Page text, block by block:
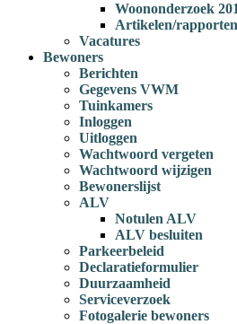
Woononderzoek
Artikelen/rapporten
Vacatures
Bewoners
Berichten
Gegevens VWM
Tuinkamers
Inloggen
Uitloggen
Wachtwoord vergeten
Wachtwoord wijzigen
Bewonerslijst
ALV
Notulen ALV
ALV besluiten
Parkeerbeleid
Declaratieformulier
Duurzaamheid
Serviceverzoek
Fotogalerie bewoners